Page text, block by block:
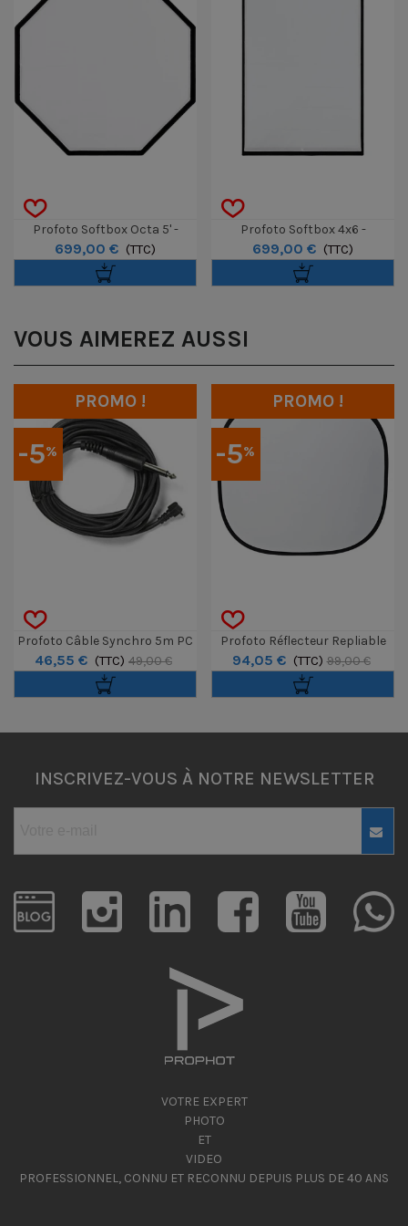
Profoto Softbox Octa 5' -
150cm - White
699,00 € (TTC)
Profoto Softbox 4x6 -
120x180cm - White
699,00 € (TTC)
VOUS AIMEREZ AUSSI
-5%
PROMO !
Profoto Câble Synchro 5m PC
Vers 1/4 Phono 6.3mm
46,55 € (TTC) 49,00 €
-5%
PROMO !
Profoto Réflecteur Repliable
Translucide 120 Cm
94,05 € (TTC) 99,00 €
INSCRIVEZ-VOUS À NOTRE NEWSLETTER
VOTRE EXPERT
PHOTO
ET
VIDEO
PROFESSIONNEL, CONNU ET RECONNU DEPUIS PLUS DE 40 ANS